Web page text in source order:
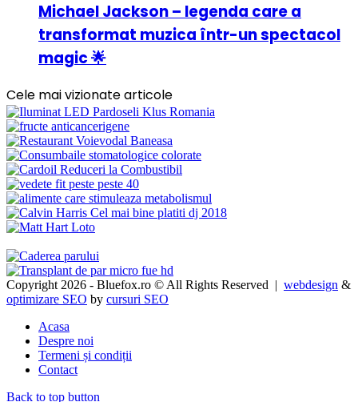
Michael Jackson – legenda care a
transformat muzica într-un spectacol
magic 🌟
Cele mai vizionate articole
Copyright 2026 - Bluefox.ro © All Rights Reserved | webdesign &
optimizare SEO by cursuri SEO
Acasa
Despre noi
Termeni și condiții
Contact
Back to top button